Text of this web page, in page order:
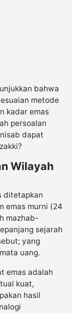
bahwa
metode
kadar emas
persoalan
dapat
Wilayah
ditetapkan
emas murni (24
mazhab-
sejarah
yang
uang.
emas adalah
kuat,
hasil